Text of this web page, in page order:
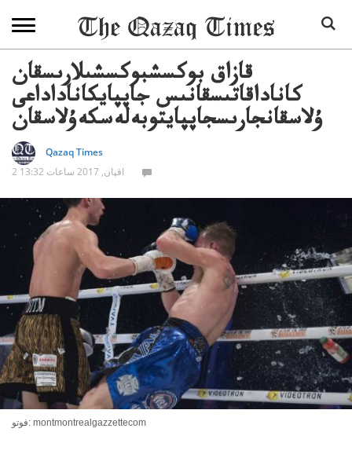
قازاق بوكسشبوكسشىلارىسقان
كاناداقاتىسقانىس جاپپايكاناداداعى
ۇلاسقانجارىسجاپپايتوبەلەسكەۇلاسقان
Qazaq Times
2 اقپان, 2017 ساعات 13:32
فوتو: montmontrealgazzettecom